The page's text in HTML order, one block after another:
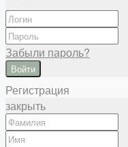
Забыли пароль?
Войти
Регистрация
закрыть